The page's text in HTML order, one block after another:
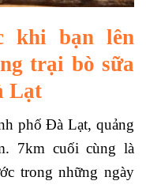
khi bạn lên
trại bò sữa
Lạt
phố Đà Lạt, quảng
7km cuối cùng là
trong những ngày